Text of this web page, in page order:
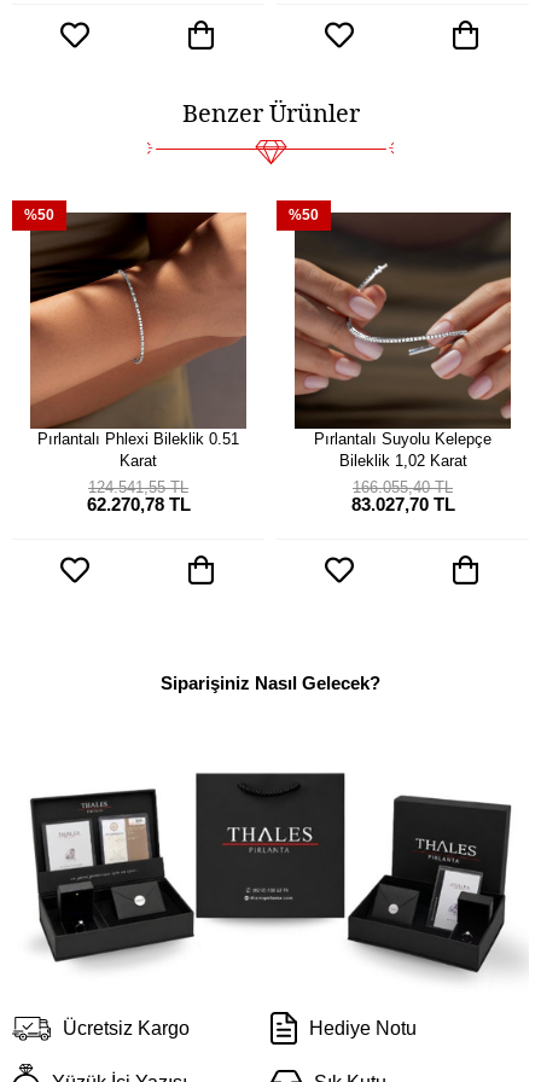
Benzer Ürünler
Pırlantalı Phlexi Bileklik 0.51
Karat
62.270,78 TL
124.541,55 TL
%50
Pırlantalı Suyolu Kelepçe
Bileklik 1,02 Karat
83.027,70 TL
166.055,40 TL
%50
Siparişiniz Nasıl Gelecek?
Ücretsiz Kargo Hediye Notu